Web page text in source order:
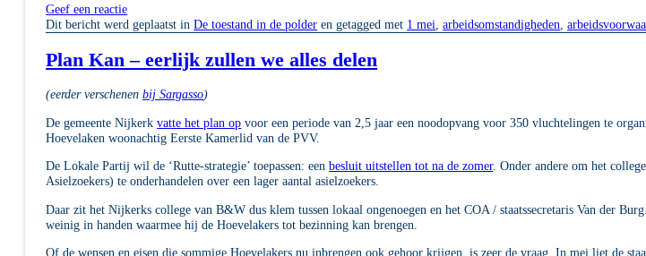
Geef een reactie
Dit bericht werd geplaatst inDe toestand in de polder en getagged met 1 mei ,arbeidsomstandigheden ,
Plan Kan – eerlijk zullen we alles delen
(eerder verschenenbij Sargasso)
De gemeente Nijkerkvatte het plan op voor een periode van 2,5 jaar een noodopvang voor 350 vluchtelingen te
Hoevelaken woonachtig Eerste Kamerlid van de PVV.
De Lokale Partij wil de ‘Rutte-strategie’ toepassen: eenbesluit uitstellen tot na de zomer. Onder andere om het
Asielzoekers) te onderhandelen over een lager aantal asielzoekers.
Daar zit het Nijkerks college van B&W dus klem tussen lokaal ongenoegen en het COA / staatssecretaris Van der
weinig in handen waarmee hij de Hoevelakers tot bezinning kan brengen.
Of de wensen en eisen die sommige Hoevelakers nu inbrengen ook gehoor krijgen, is zeer de vraag. In mei liet de